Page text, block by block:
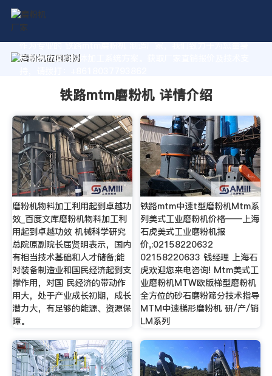
作为专业的 铁路mtm磨粉机 制造厂家，我们致力于为您量身
定制高价值的粉体加工系统方案。获取厂家直销报价及技术支
铁路mtm磨粉机 详情介绍
磨粉机物料加工利用起到卓越功
效_百度文库磨粉机物料加工利
用起到卓越功效 机械科学研究
总院原副院长屈贤明表示，国内
有相当技术基础和人才储备;能
对装备制造业和国民经济起到支
撑作用，对国 民经济的带动作
用大，处于产业成长初期，成长
潜力大，有足够的能源、资源保
障。
铁路mtm中速t型磨粉机Mtm系
列美式工业磨粉机价格——上海
石虎美式工业磨粉机报
价,:02158220632
02158220633 钱经理 上海石
虎欢迎您来电咨询! Mtm美式工
业磨粉机MTW欧版梯型磨粉机
全方位的砂石磨粉筛分技术指导
MTM中速梯形磨粉机 研/产/销
LM系列